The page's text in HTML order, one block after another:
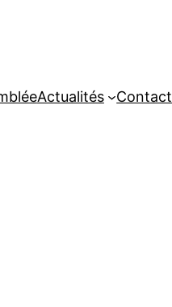
Actualités Contact